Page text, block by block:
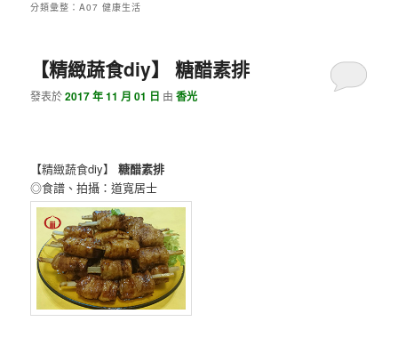
分類彙整：A07 健康生活
【精緻蔬食diy】 糖醋素排
發表於2017 年 11 月 01 日 由香光
【精緻蔬食diy】糖醋素排
◎食譜、拍攝：道寬居士